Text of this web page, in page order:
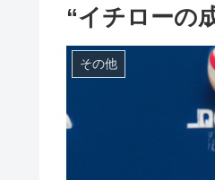
“イチローの
その他